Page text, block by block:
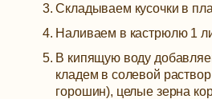
Складываем кусочки в
Наливаем в кастрюлю 1
В кипящую воду
кладем в солевой
горошин), целые зерна